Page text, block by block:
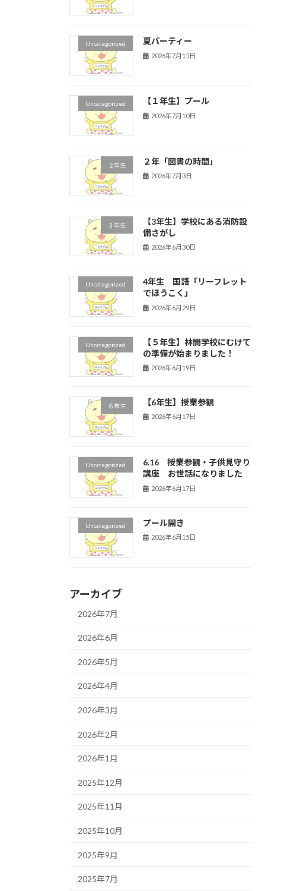
Uncategorized 夏パーティー
2026年7月15日
Uncategorized 【１年生】プール
2026年7月10日
２年生 ２年「図書の時間」
2026年7月3日
３年生
【3年生】学校にある消防設
備さがし
2026年6月30日
Uncategorized
4年生 国語「リーフレット
でほうこく」
2026年6月29日
Uncategorized
【５年生】林間学校にむけて
の準備が始まりました！
2026年6月19日
６年生 【6年生】授業参観
2026年6月17日
Uncategorized
6.16 授業参観・子供見守り
講座 お世話になりました
2026年6月17日
Uncategorized プール開き
2026年6月15日
アーカイブ
2026年7月
2026年6月
2026年5月
2026年4月
2026年3月
2026年2月
2026年1月
2025年12月
2025年11月
2025年10月
2025年9月
2025年7月